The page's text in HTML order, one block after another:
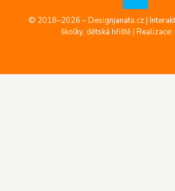
© 2018–2026 – Designjanata.cz |
školky, dětská hřiště |